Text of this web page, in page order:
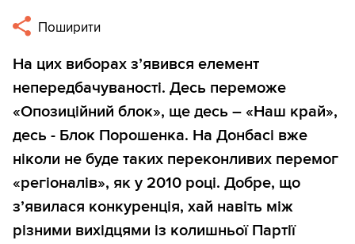
Поширити
На цих виборах з’явився елемент
непередбачуваності. Десь переможе
«Опозиційний блок», ще десь – «Наш край»,
десь - Блок Порошенка. На Донбасі вже
ніколи не буде таких переконливих перемог
«регіоналів», як у 2010 році. Добре, що
з’явилася конкуренція, хай навіть між
різними вихідцями із колишньої Партії